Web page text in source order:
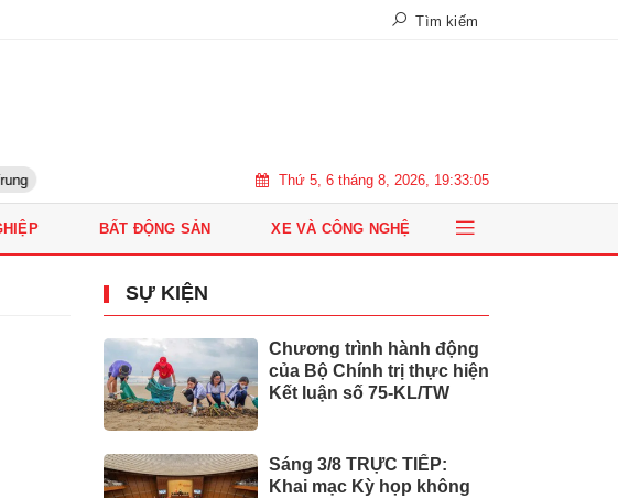
Tìm kiếm
Thứ 5, 6 tháng 8, 2026, 19:33:05
BẤT ĐỘNG SẢN XE VÀ CÔNG NGHỆ
SỰ KIỆN
Chương trình hành động
của Bộ Chính trị thực hiện
Kết luận số 75-KL/TW
Sáng 3/8 TRỰC TIẾP:
Khai mạc Kỳ họp không